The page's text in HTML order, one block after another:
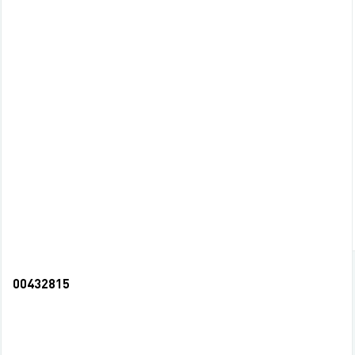
00432815